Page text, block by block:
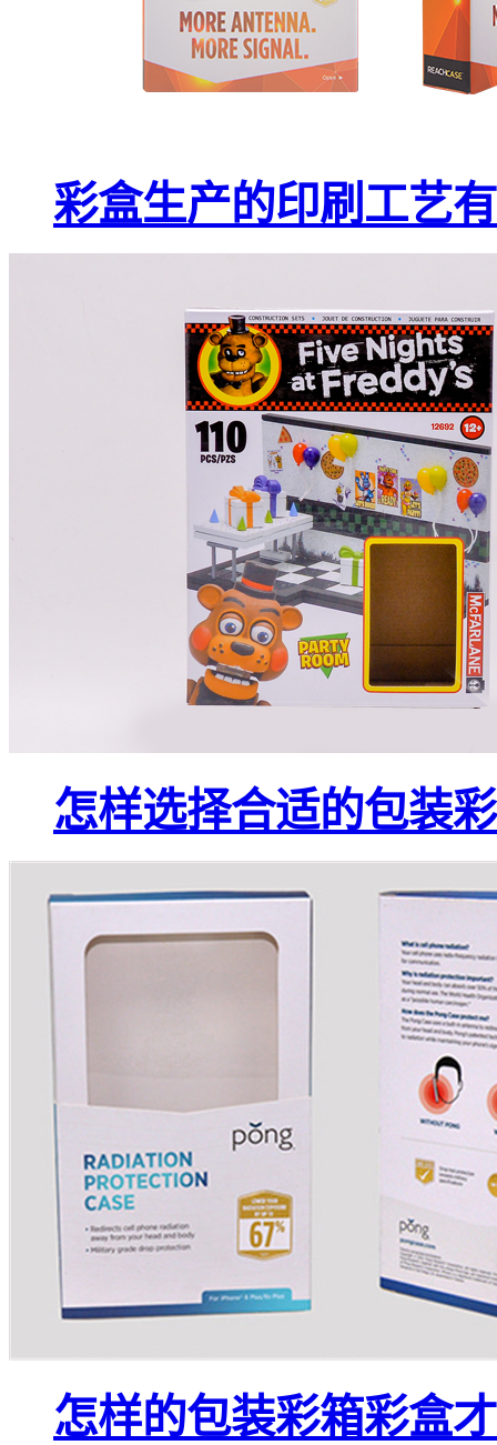
彩盒生产的印刷工艺
怎样选择合适的包装
怎样的包装彩箱彩盒